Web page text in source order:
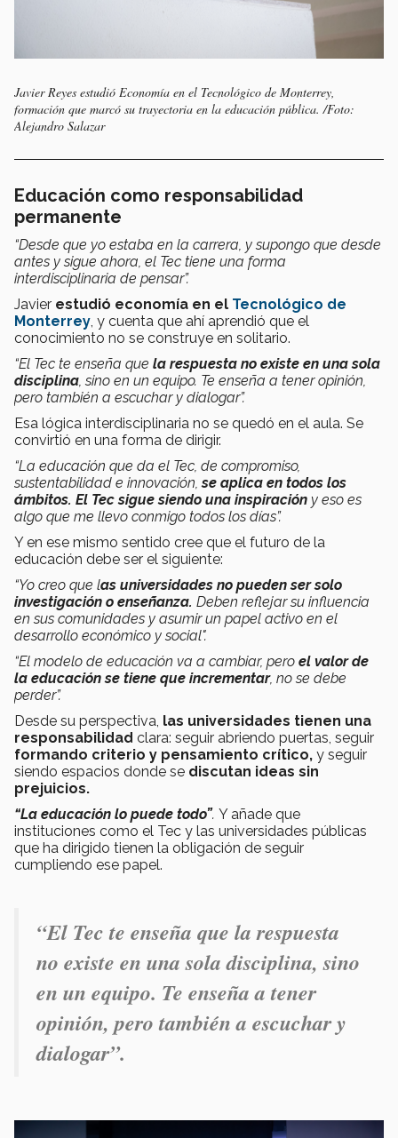
Javier Reyes estudió Economía en el Tecnológico de Monterrey,
formación que marcó su trayectoria en la educación pública. /Foto:
Alejandro Salazar
Educación como responsabilidad
permanente
“Desde que yo estaba en la carrera, y supongo que desde
antes y sigue ahora, el Tec tiene una forma
interdisciplinaria de pensar”.
Javier estudió economía en el Tecnológico de
Monterrey, y cuenta que ahí aprendió que el
conocimiento no se construye en solitario.
“El Tec te enseña que la respuesta no existe en una sola
disciplina, sino en un equipo. Te enseña a tener opinión,
pero también a escuchar y dialogar”.
Esa lógica interdisciplinaria no se quedó en el aula. Se
convirtió en una forma de dirigir.
“La educación que da el Tec, de compromiso,
sustentabilidad e innovación,se aplica en todos los
ámbitos. El Tec sigue siendo una inspiración y eso es
algo que me llevo conmigo todos los días”.
Y en ese mismo sentido cree que el futuro de la
educación debe ser el siguiente:
“Yo creo que las universidades no pueden ser solo
investigación o enseñanza. Deben reflejar su influencia
en sus comunidades y asumir un papel activo en el
desarrollo económico y social".
“El modelo de educación va a cambiar, pero el valor de
la educación se tiene que incrementar, no se debe
perder”.
Desde su perspectiva, las universidades tienen una
responsabilidad clara: seguir abriendo puertas, seguir
formando criterio y pensamiento crítico, y seguir
siendo espacios donde se discutan ideas sin
prejuicios.
“La educación lo puede todo”. Y añade que
instituciones como el Tec y las universidades públicas
que ha dirigido tienen la obligación de seguir
cumpliendo ese papel.
“El Tec te enseña que la respuesta
no existe en una sola disciplina, sino
en un equipo. Te enseña a tener
opinión, pero también a escuchar y
dialogar”.